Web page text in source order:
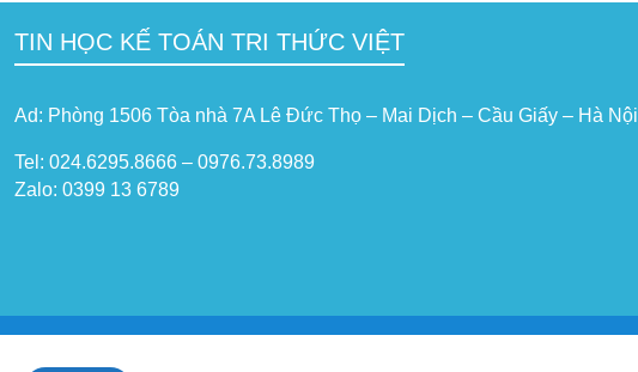
TIN HỌC KẾ TOÁN TRI THỨC VIỆT
Ad: Phòng 1506 Tòa nhà 7A Lê Đức Thọ – Mai Dịch – Cầu Giấy – Hà Nội
Tel: 024.6295.8666 – 0976.73.8989
Zalo: 0399 13 6789